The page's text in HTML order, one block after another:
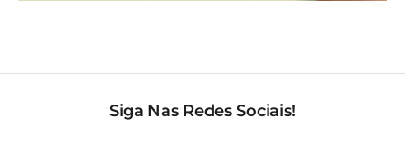
Siga Nas Redes Sociais!